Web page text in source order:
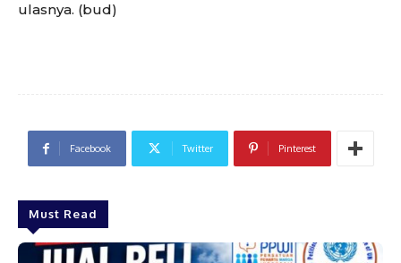
ulasnya. (bud)
Facebook Twitter Pinterest
Must Read